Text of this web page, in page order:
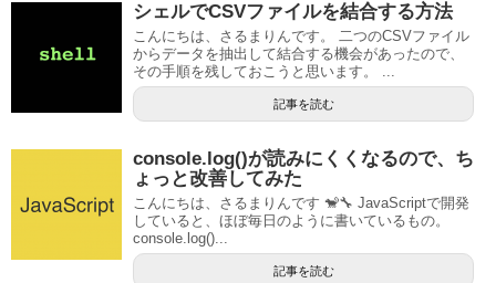
シェルでCSVファイルを結合する方法
こんにちは、さるまりんです。 二つのCSVファイル
からデータを抽出して結合する機会があったので、
その手順を残しておこうと思います。 ...
記事を読む
console.log()が読みにくくなるので、ち
ょっと改善してみた
こんにちは、さるまりんです 🐒🔧 JavaScriptで開発
していると、ほぼ毎日のように書いているもの。
console.log()...
記事を読む